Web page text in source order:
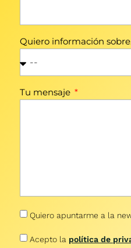
Quiero información
Tu mensaje
Quiero apuntarme a la
Acepto la política de